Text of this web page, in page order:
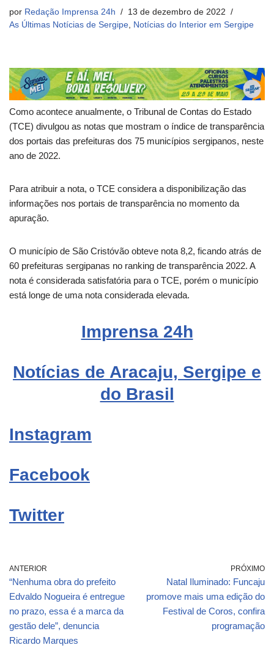
por Redação Imprensa 24h
13 de dezembro de 2022
As Últimas Notícias de Sergipe, Notícias do Interior em Sergipe
Como acontece anualmente, o Tribunal de Contas do Estado
(TCE) divulgou as notas que mostram o índice de transparência
dos portais das prefeituras dos 75 municípios sergipanos, neste
ano de 2022.
Para atribuir a nota, o TCE considera a disponibilização das
informações nos portais de transparência no momento da
apuração.
O município de São Cristóvão obteve nota 8,2, ficando atrás de
60 prefeituras sergipanas no ranking de transparência 2022. A
nota é considerada satisfatória para o TCE, porém o município
está longe de uma nota considerada elevada.
Imprensa 24h
Notícias de Aracaju, Sergipe e
do Brasil
Instagram
Facebook
Twitter
ANTERIOR
“Nenhuma obra do prefeito
Edvaldo Nogueira é entregue
no prazo, essa é a marca da
gestão dele”, denuncia
Ricardo Marques
PRÓXIMO
Natal Iluminado: Funcaju
promove mais uma edição do
Festival de Coros, confira
programação